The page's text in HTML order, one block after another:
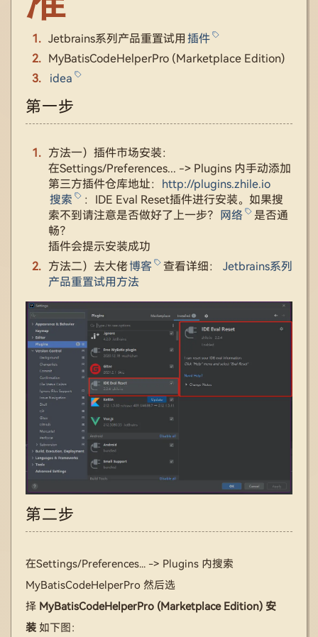
Jetbrains系列产品重置试用 插件
MyBatisCodeHelperPro ​(Marketplace Edition)​
idea
第一步
方法一）插件市场安装：
在Settings/Preferences... -> Plugins 内手动添加
第三方插件仓库地址： http://plugins.zhile.io
搜索
：IDE Eval Reset插件进行安装。如果搜
索不到请注意是否做好了上一步？ 网络
是否通
畅？
插件会提示安装成功
方法二）去大佬博客 查看详细： Jetbrains系列
产品重置试用方法
第二步
在Settings/Preferences... -> Plugins 内搜索
MyBatisCodeHelperPro 然后选
择 MyBatisCodeHelperPro (Marketplace Edition) 安
装 如下图：